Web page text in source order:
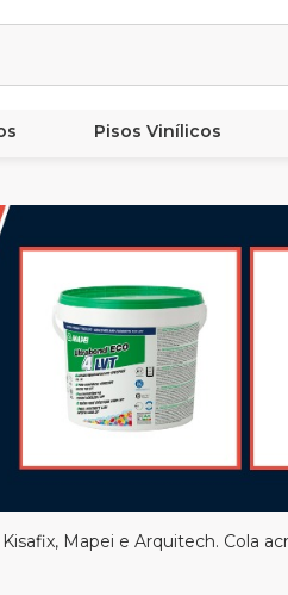
Pisos Vinílicos
Mapei e Arquitech. Cola